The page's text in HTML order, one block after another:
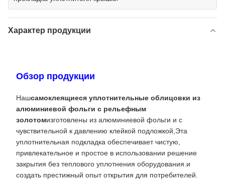
Характер продукции
Обзор продукции
Нашсамоклеящиеся уплотнительные облицовки из
алюминиевой фольги с рельефным
золотомизготовлены из алюминиевой фольги и с
чувствительной к давлению клейкой подложкой,Эта
уплотнительная подкладка обеспечивает чистую,
привлекательное и простое в использовании решение
закрытия без теплового уплотнения оборудования.и
создать престижный опыт открытия для потребителей.